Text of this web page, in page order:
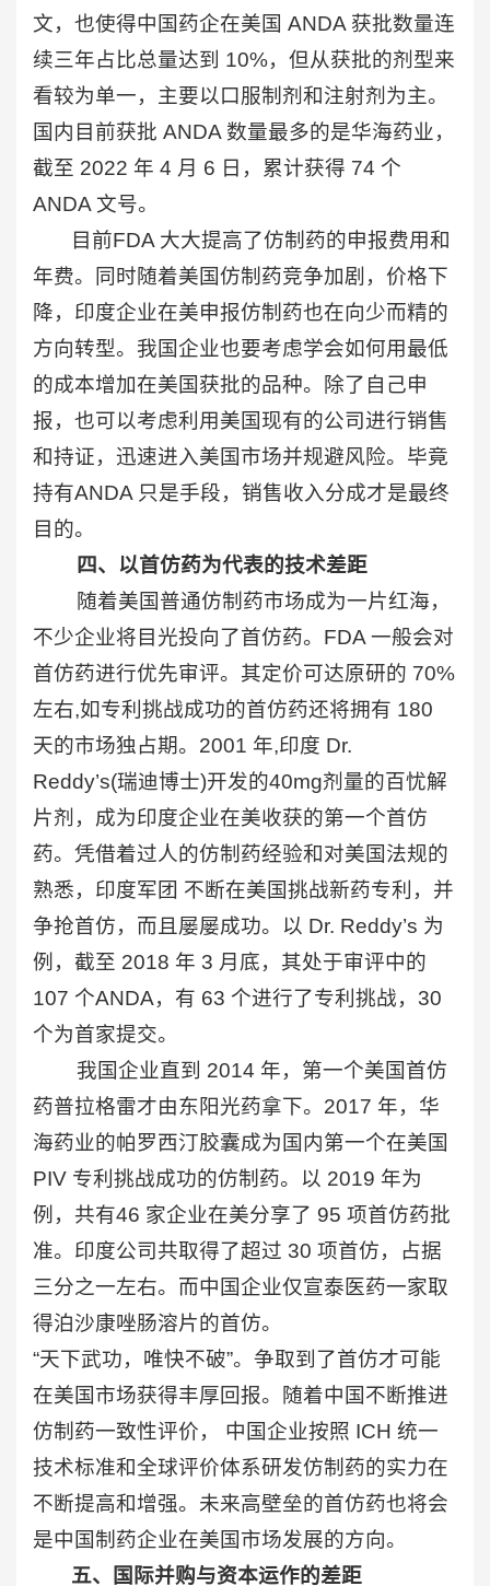
文，也使得中国药企在美国 ANDA 获批数量连
续三年占比总量达到 10%，但从获批的剂型来
看较为单一，主要以口服制剂和注射剂为主。
国内目前获批 ANDA 数量最多的是华海药业，
截至 2022 年 4 月 6 日，累计获得 74 个
ANDA 文号。
目前FDA 大大提高了仿制药的申报费用和
年费。同时随着美国仿制药竞争加剧，价格下
降，印度企业在美申报仿制药也在向少而精的
方向转型。我国企业也要考虑学会如何用最低
的成本增加在美国获批的品种。除了自己申
报，也可以考虑利用美国现有的公司进行销售
和持证，迅速进入美国市场并规避风险。毕竟
持有ANDA 只是手段，销售收入分成才是最终
目的。
四、以首仿药为代表的技术差距
随着美国普通仿制药市场成为一片红海，
不少企业将目光投向了首仿药。FDA 一般会对
首仿药进行优先审评。其定价可达原研的 70%
左右,如专利挑战成功的首仿药还将拥有 180
天的市场独占期。2001 年,印度 Dr.
Reddy’s(瑞迪博士)开发的40mg剂量的百忧解
片剂，成为印度企业在美收获的第一个首仿
药。凭借着过人的仿制药经验和对美国法规的
熟悉，印度军团 不断在美国挑战新药专利，并
争抢首仿，而且屡屡成功。以 Dr. Reddy’s 为
例，截至 2018 年 3 月底，其处于审评中的
107 个ANDA，有 63 个进行了专利挑战，30
个为首家提交。
我国企业直到 2014 年，第一个美国首仿
药普拉格雷才由东阳光药拿下。2017 年，华
海药业的帕罗西汀胶囊成为国内第一个在美国
PIV 专利挑战成功的仿制药。以 2019 年为
例，共有46 家企业在美分享了 95 项首仿药批
准。印度公司共取得了超过 30 项首仿，占据
三分之一左右。而中国企业仅宣泰医药一家取
得泊沙康唑肠溶片的首仿。
“天下武功，唯快不破”。争取到了首仿才可能
在美国市场获得丰厚回报。随着中国不断推进
仿制药一致性评价， 中国企业按照 ICH 统一
技术标准和全球评价体系研发仿制药的实力在
不断提高和增强。未来高壁垒的首仿药也将会
是中国制药企业在美国市场发展的方向。
五、国际并购与资本运作的差距